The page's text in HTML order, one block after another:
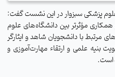
علوم پزشکی سبزوار در این نشست گفت:
همکاری مؤثرتر بین دانشگاه‌های علوم
مرتبط با دانشجویان شاهد و ایثارگر
بنیه علمی و ارتقاء مهارت‌آموزی و
است.